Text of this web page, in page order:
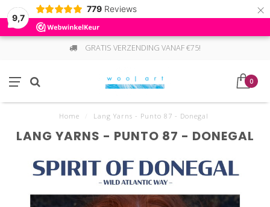
9,7
779 Reviews ×
GRATIS VERZENDING VANAF €75!
0
Home Lang Yarns - Punto 87 - Donegal
LANG YARNS - PUNTO 87 - DONEGAL